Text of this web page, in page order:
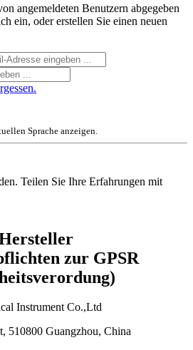
angemeldeten Benutzern abgegeben
ein, oder erstellen Sie einen neuen
Sprache anzeigen.
Teilen Sie Ihre Erfahrungen mit
zur GPSR
Instrument Co.,Ltd
510800 Guangzhou, China